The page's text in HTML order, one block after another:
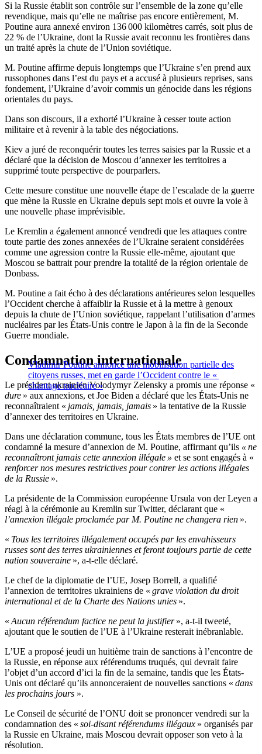
Si la Russie établit son contrôle sur l’ensemble de la zone qu’elle
revendique, mais qu’elle ne maîtrise pas encore entièrement, M.
Poutine aura annexé environ 136 000 kilomètres carrés, soit plus de
22 % de l’Ukraine, dont la Russie avait reconnu les frontières dans
un traité après la chute de l’Union soviétique.
M. Poutine affirme depuis longtemps que l’Ukraine s’en prend aux
russophones dans l’est du pays et a accusé à plusieurs reprises, sans
fondement, l’Ukraine d’avoir commis un génocide dans les régions
orientales du pays.
Dans son discours, il a exhorté l’Ukraine à cesser toute action
militaire et à revenir à la table des négociations.
Kiev a juré de reconquérir toutes les terres saisies par la Russie et a
déclaré que la décision de Moscou d’annexer les territoires a
supprimé toute perspective de pourparlers.
Cette mesure constitue une nouvelle étape de l’escalade de la guerre
que mène la Russie en Ukraine depuis sept mois et ouvre la voie à
une nouvelle phase imprévisible.
Le Kremlin a également annoncé vendredi que les attaques contre
toute partie des zones annexées de l’Ukraine seraient considérées
comme une agression contre la Russie elle-même, ajoutant que
Moscou se battrait pour prendre la totalité de la région orientale de
Donbass.
M. Poutine a fait écho à des déclarations antérieures selon lesquelles
l’Occident cherche à affaiblir la Russie et à la mettre à genoux
depuis la chute de l’Union soviétique, rappelant l’utilisation d’armes
nucléaires par les États-Unis contre le Japon à la fin de la Seconde
Guerre mondiale.
Vladimir Poutine annonce une mobilisation partielle des
citoyens russes, met en garde l’Occident contre le «
chantage nucléaire »
Condamnation internationale
Le président ukrainien Volodymyr Zelensky a promis une réponse «
dure » aux annexions, et Joe Biden a déclaré que les États-Unis ne
reconnaîtraient « jamais, jamais, jamais » la tentative de la Russie
d’annexer des territoires en Ukraine.
Dans une déclaration commune, tous les États membres de l’UE ont
condamné la mesure d’annexion de M. Poutine, affirmant qu’ils « ne
reconnaîtront jamais cette annexion illégale » et se sont engagés à «
renforcer nos mesures restrictives pour contrer les actions illégales
de la Russie ».
La présidente de la Commission européenne Ursula von der Leyen a
réagi à la cérémonie au Kremlin sur Twitter, déclarant que «
l’annexion illégale proclamée par M. Poutine ne changera rien ».
« Tous les territoires illégalement occupés par les envahisseurs
russes sont des terres ukrainiennes et feront toujours partie de cette
nation souveraine », a-t-elle déclaré.
Le chef de la diplomatie de l’UE, Josep Borrell, a qualifié
l’annexion de territoires ukrainiens de « grave violation du droit
international et de la Charte des Nations unies ».
« Aucun référendum factice ne peut la justifier», a-t-il tweeté,
ajoutant que le soutien de l’UE à l’Ukraine resterait inébranlable.
L’UE a proposé jeudi un huitième train de sanctions à l’encontre de
la Russie, en réponse aux référendums truqués, qui devrait faire
l’objet d’un accord d’ici la fin de la semaine, tandis que les États-
Unis ont déclaré qu’ils annonceraient de nouvelles sanctions « dans
les prochains jours ».
Le Conseil de sécurité de l’ONU doit se prononcer vendredi sur la
condamnation des « soi-disant référendums illégaux » organisés par
la Russie en Ukraine, mais Moscou devrait opposer son veto à la
résolution.